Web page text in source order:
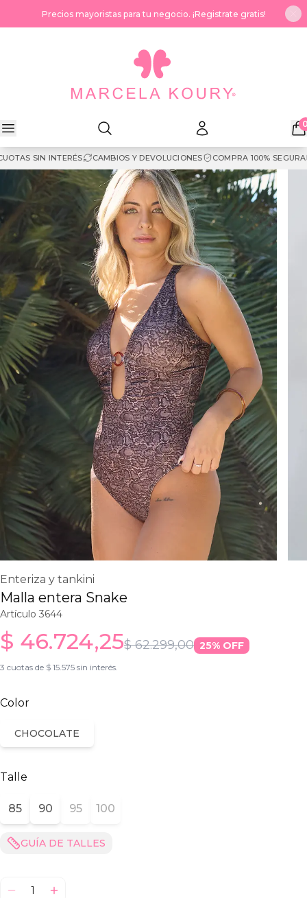
Saltar al contenido
Precios mayoristas para tu negocio. ¡Registrate gratis!
SIN INTERÉS CAMBIOS Y DEVOLUCIONES COMPRA 100% SEGURA
Enteriza y tankini
Malla entera Snake
Artículo 3644
$ 46.724,25$ 62.299,00 25% OFF
3 cuotas de $ 15.575 sin interés.
Color
CHOCOLATE
Talle
85 90 95 100
GUÍA DE TALLES
1